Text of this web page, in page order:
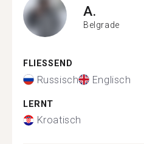
A.
Belgrade
FLIESSEND
Russisch Englisch
LERNT
Kroatisch